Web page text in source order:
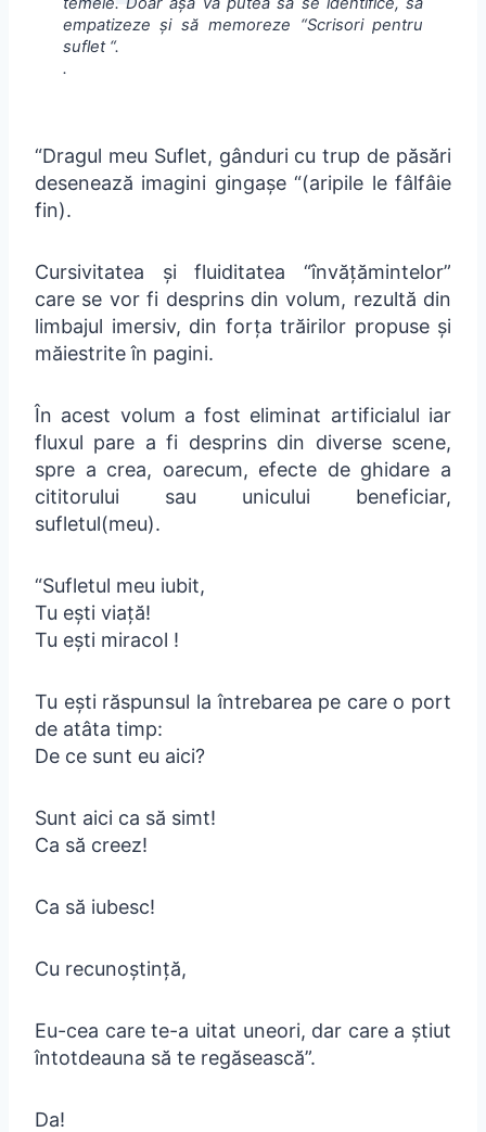
empatizeze și să memoreze “Scrisori pentru
suflet “.
.
“Dragul meu Suflet, gânduri cu trup de păsări
desenează imagini gingașe “(aripile le fâlfâie
fin).
Cursivitatea și fluiditatea “învățămintelor”
care se vor fi desprins din volum, rezultă din
limbajul imersiv, din forța trăirilor propuse și
măiestrite în pagini.
În acest volum a fost eliminat artificialul iar
fluxul pare a fi desprins din diverse scene,
spre a crea, oarecum, efecte de ghidare a
cititorului sau unicului beneficiar,
sufletul(meu).
“Sufletul meu iubit,
Tu ești viață!
Tu ești miracol !
Tu ești răspunsul la întrebarea pe care o port
de atâta timp:
De ce sunt eu aici?
Sunt aici ca să simt!
Ca să creez!
Ca să iubesc!
Cu recunoștință,
Eu-cea care te-a uitat uneori, dar care a știut
întotdeauna să te regăsească”.
Da!